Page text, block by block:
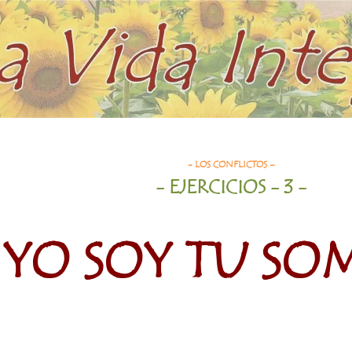
- LOS CONFLICTOS –
- EJERCICIOS - 3 -
YO SOY TU